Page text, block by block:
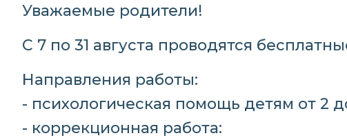
Уважаемые родители!
С 7 по 31 августа проводятся
Направления работы:
- психологическая помощь детям от 2
- коррекционная работа: